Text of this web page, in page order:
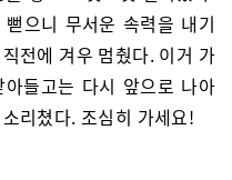
으니 무서운 속력을 내기
전에 겨우 멈췄다. 이거 가
들고는 다시 앞으로 나아
리쳤다. 조심히 가세요!